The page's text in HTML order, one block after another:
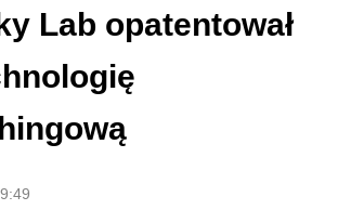
Lab opatentował